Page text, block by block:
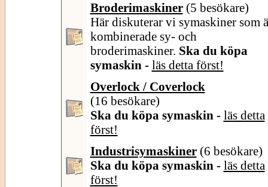
Broderimaskiner (5 besökare)
Här diskuterar vi symaskiner som
kombinerade sy- och
broderimaskiner. Ska du köpa
symaskin - läs detta först!
Overlock / Coverlock
(16 besökare)
Ska du köpa symaskin - läs detta
först!
Industrisymaskiner (6 besökare)
Ska du köpa symaskin - läs detta
först!